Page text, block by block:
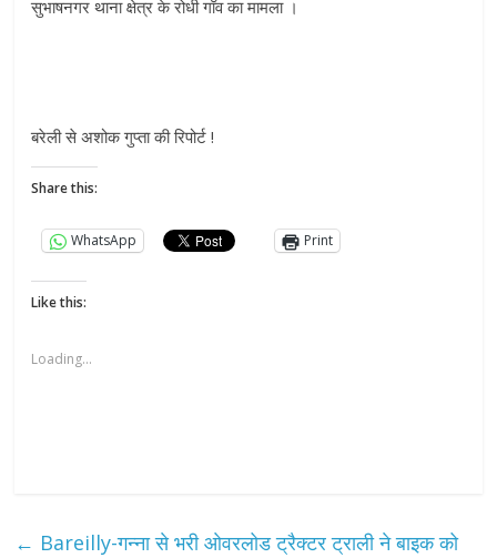
सुभाषनगर थाना क्षेत्र के रोधी गॉव का मामला ।
बरेली से अशोक गुप्ता की रिपोर्ट !
Share this:
WhatsApp Print
Like this:
Loading...
← Bareilly-गन्ना से भरी ओवरलोड ट्रैक्टर ट्राली ने बाइक को